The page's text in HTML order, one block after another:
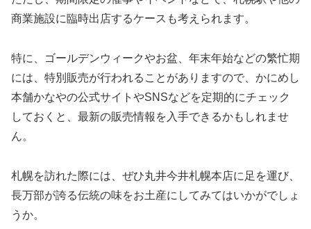
商業施設に臨時出店するケースも考えられます。
特に、ゴールデンウィークやお盆、年末年始などの繁忙期
には、特別販売が行われることがありますので、かにめし
本舗かなやの公式サイトやSNSなどを定期的にチェック
しておくと、最新の販売情報を入手できるかもしれませ
ん。
札幌を訪れた際には、ぜひ丸井今井札幌本店に足を運び、
長万部が誇る伝統の味をお土産にしてみてはいかがでしょ
うか。